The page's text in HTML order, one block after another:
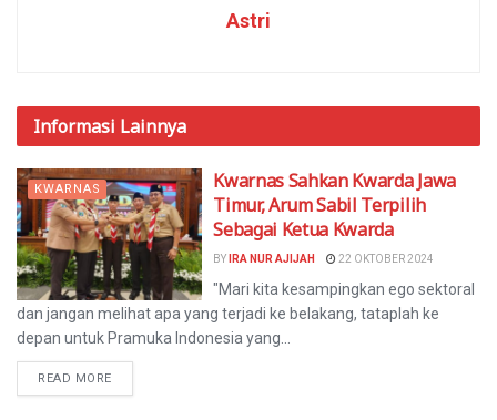
Astri
Informasi Lainnya
KWARNAS
Kwarnas Sahkan Kwarda Jawa
Timur, Arum Sabil Terpilih
Sebagai Ketua Kwarda
BY IRA NUR AJIJAH 22 OKTOBER 2024
"Mari kita kesampingkan ego sektoral
dan jangan melihat apa yang terjadi ke belakang, tataplah ke
depan untuk Pramuka Indonesia yang...
READ MORE